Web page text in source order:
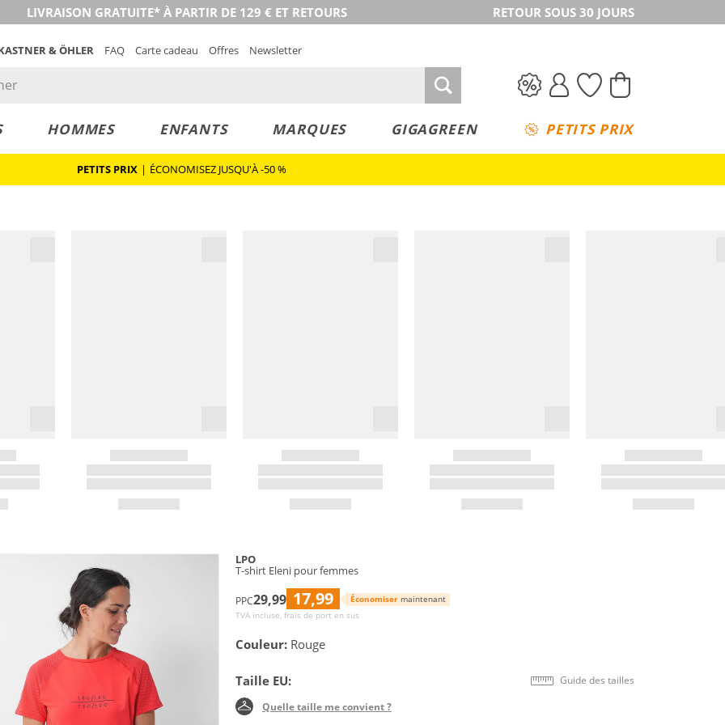
LIVRAISON GRATUITE* À PARTIR DE 129 € ET RETOURS RETOUR SOUS 30 JOURS
& ÖHLER FAQ Carte cadeau Offres Newsletter
HOMMES ENFANTS MARQUES GIGAGREEN PETITS PRIX
PETITS PRIX | ÉCONOMISEZ JUSQU'À -50 %
LPO
T-shirt Eleni pour femmes
PPC29,99 17,99 Économiser maintenant
TVA incluse, frais de port en sus
Couleur: Rouge
Taille EU: Guide des tailles
Quelle taille me convient ?